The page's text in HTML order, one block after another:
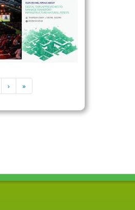
›Page suivante
»Dernière page